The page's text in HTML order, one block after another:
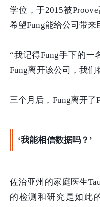
学位，于2015被
希望Fung能给公司带来
“我记得Fung手下的一
Fung离开该公司，我们
三个月后，Fung离开了
‘我能相信数据吗？’
佐治亚州的家庭医生
的检测和研究是如此